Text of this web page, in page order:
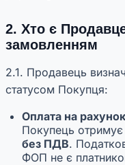
2. Хто є
замовленням
2.1. Продавець
статусом Покупця:
Оплата на
Покупець отримує
без ПДВ.
ФОП не є